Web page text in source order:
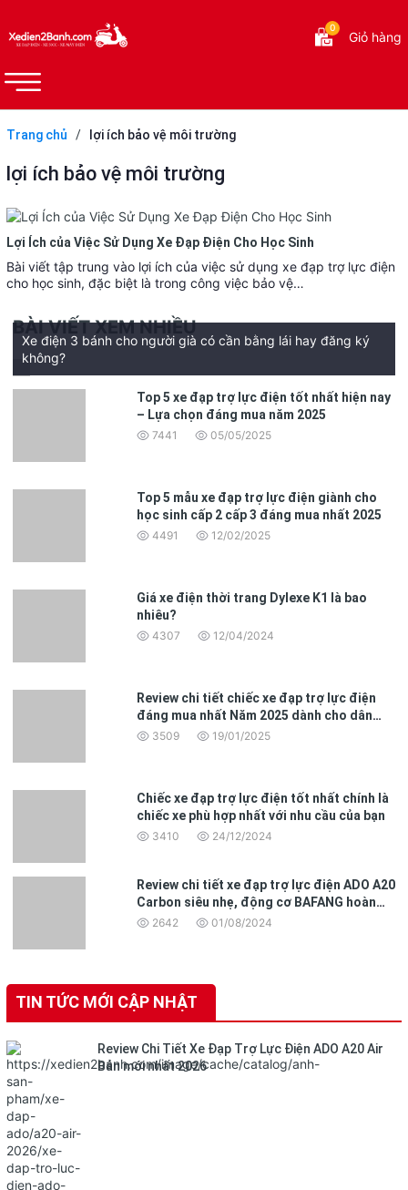
0
Giỏ hàng
Trang chủ / lợi ích bảo vệ môi trường
lợi ích bảo vệ môi trường
Lợi Ích của Việc Sử Dụng Xe Đạp Điện Cho Học Sinh
Bài viết tập trung vào lợi ích của việc sử dụng xe đạp trợ lực điện
cho học sinh, đặc biệt là trong công việc bảo vệ…
BÀI VIẾT XEM NHIỀU
Xe điện 3 bánh cho người già có cần bằng lái hay đăng ký
không?
Top 5 xe đạp trợ lực điện tốt nhất hiện nay
– Lựa chọn đáng mua năm 2025
7441 05/05/2025
Top 5 mẫu xe đạp trợ lực điện giành cho
học sinh cấp 2 cấp 3 đáng mua nhất 2025
4491 12/02/2025
Giá xe điện thời trang Dylexe K1 là bao
nhiêu?
4307 12/04/2024
Review chi tiết chiếc xe đạp trợ lực điện
đáng mua nhất Năm 2025 dành cho dân
văn phòng
3509 19/01/2025
Chiếc xe đạp trợ lực điện tốt nhất chính là
chiếc xe phù hợp nhất với nhu cầu của bạn
3410 24/12/2024
Review chi tiết xe đạp trợ lực điện ADO A20
Carbon siêu nhẹ, động cơ BAFANG hoàn
toàn mới
2642 01/08/2024
TIN TỨC MỚI CẬP NHẬT
Review Chi Tiết Xe Đạp Trợ Lực Điện ADO A20 Air
Bản mới nhất 2026